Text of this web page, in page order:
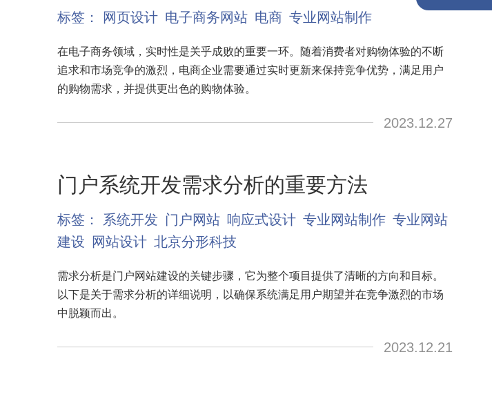
标签： 网页设计 电子商务网站 电商 专业网站制作
在电子商务领域，实时性是关乎成败的重要一环。随着消费者对购物体验的不断
追求和市场竞争的激烈，电商企业需要通过实时更新来保持竞争优势，满足用户
的购物需求，并提供更出色的购物体验。
2023.12.27
门户系统开发需求分析的重要方法
标签： 系统开发 门户网站 响应式设计 专业网站制作 专业网站
建设
网站设计 北京分形科技
需求分析是门户网站建设的关键步骤，它为整个项目提供了清晰的方向和目标。
以下是关于需求分析的详细说明，以确保系统满足用户期望并在竞争激烈的市场
中脱颖而出。
2023.12.21